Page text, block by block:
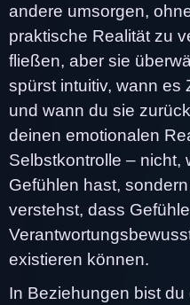
andere umsorgen,
praktische Realität zu
fließen, aber sie
spürst intuitiv, wann es
und wann du sie
deinen emotionalen
Selbstkontrolle – nicht,
Gefühlen hast,
verstehst, dass
existieren können.
In Beziehungen bist